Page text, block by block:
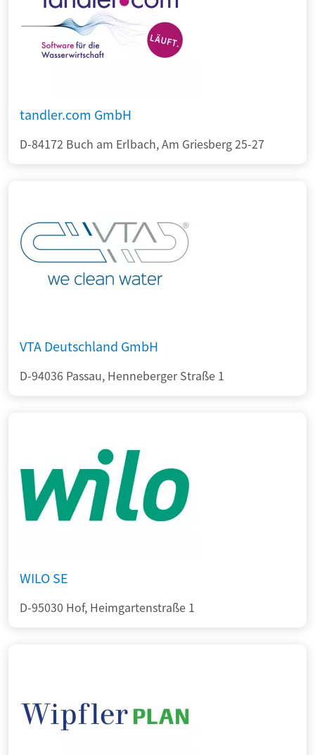
tandler.com GmbH
D-84172 Buch am Erlbach, Am Griesberg 25-27
VTA Deutschland GmbH
D-94036 Passau, Henneberger Straße 1
WILO SE
D-95030 Hof, Heimgartenstraße 1